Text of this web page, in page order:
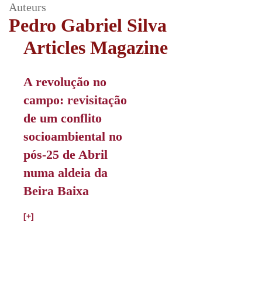
Auteurs
Pedro Gabriel Silva
Articles Magazine
A revolução no
campo: revisitação
de um conflito
socioambiental no
pós-25 de Abril
numa aldeia da
Beira Baixa
[+]